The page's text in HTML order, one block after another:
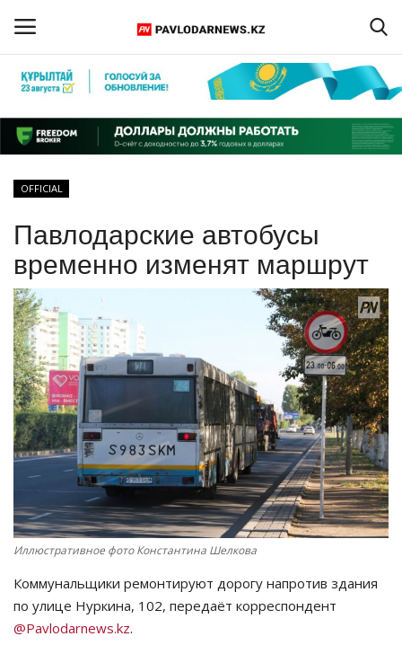
Регистрация
Главная
ПАВЛОДАРСКАЯ ОБЛАСТЬ
КАЗАХСТАН
МИР
СПЕЦПРОЕКТЫ
СПОРТ
Чек-лист
РАЗВЛЕЧЕНИЯ
Курултай
OFFICIAL
Павлодарские автобусы
временно изменят маршрут
Иллюстративное фото Константина Шелкова
Коммунальщики ремонтируют дорогу напротив здания
по улице Нуркина, 102, передаёт корреспондент
@Pavlodarnews.kz.